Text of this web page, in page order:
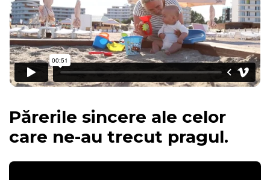
Părerile sincere ale celor
care ne-au trecut pragul.